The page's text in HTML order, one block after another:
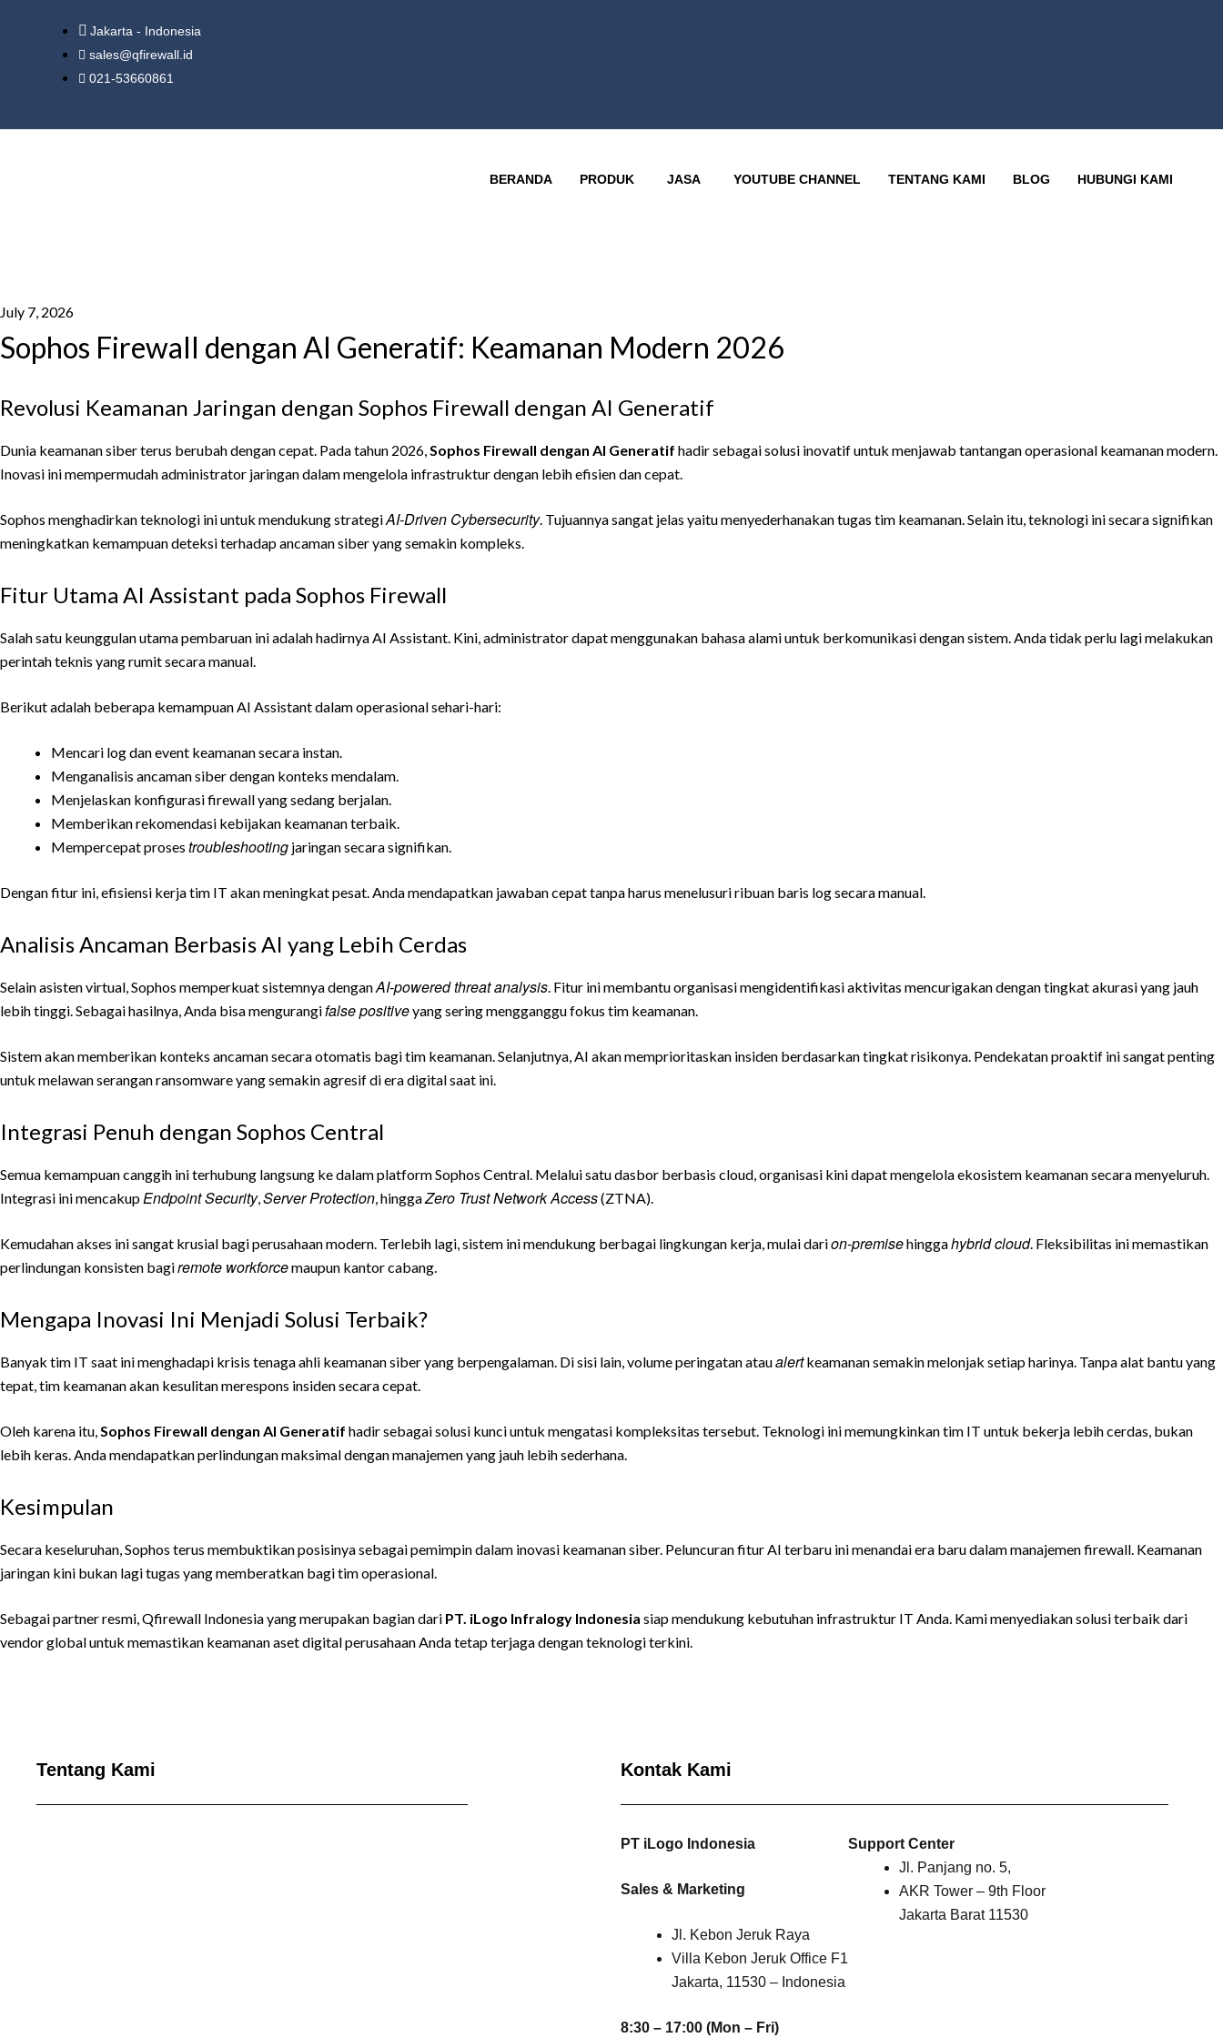
Jakarta - Indonesia
sales@qfirewall.id
021-53660861
BERANDA PRODUK JASA YOUTUBE CHANNEL TENTANG KAMI BLOG HUBUNGI KAMI
July 7, 2026
Sophos Firewall dengan AI Generatif: Keamanan Modern 2026
Revolusi Keamanan Jaringan dengan Sophos Firewall dengan AI Generatif
Dunia keamanan siber terus berubah dengan cepat. Pada tahun 2026,Sophos Firewall dengan AI Generatif hadir sebagai solusi inovatif untuk menjawab tantangan operasional keamanan modern.
Inovasi ini mempermudah administrator jaringan dalam mengelola infrastruktur dengan lebih efisien dan cepat.
Sophos menghadirkan teknologi ini untuk mendukung strategiAI-Driven Cybersecurity. Tujuannya sangat jelas yaitu menyederhanakan tugas tim keamanan. Selain itu, teknologi ini secara signifikan
meningkatkan kemampuan deteksi terhadap ancaman siber yang semakin kompleks.
Fitur Utama AI Assistant pada Sophos Firewall
Salah satu keunggulan utama pembaruan ini adalah hadirnya AI Assistant. Kini, administrator dapat menggunakan bahasa alami untuk berkomunikasi dengan sistem. Anda tidak perlu lagi melakukan
perintah teknis yang rumit secara manual.
Berikut adalah beberapa kemampuan AI Assistant dalam operasional sehari-hari:
Mencari log dan event keamanan secara instan.
Menganalisis ancaman siber dengan konteks mendalam.
Menjelaskan konfigurasi firewall yang sedang berjalan.
Memberikan rekomendasi kebijakan keamanan terbaik.
Mempercepat proses troubleshooting jaringan secara signifikan.
Dengan fitur ini, efisiensi kerja tim IT akan meningkat pesat. Anda mendapatkan jawaban cepat tanpa harus menelusuri ribuan baris log secara manual.
Analisis Ancaman Berbasis AI yang Lebih Cerdas
Selain asisten virtual, Sophos memperkuat sistemnya denganAI-powered threat analysis. Fitur ini membantu organisasi mengidentifikasi aktivitas mencurigakan dengan tingkat akurasi yang jauh
lebih tinggi. Sebagai hasilnya, Anda bisa mengurangifalse positiveyang sering mengganggu fokus tim keamanan.
Sistem akan memberikan konteks ancaman secara otomatis bagi tim keamanan. Selanjutnya, AI akan memprioritaskan insiden berdasarkan tingkat risikonya. Pendekatan proaktif ini sangat penting
untuk melawan serangan ransomware yang semakin agresif di era digital saat ini.
Integrasi Penuh dengan Sophos Central
Semua kemampuan canggih ini terhubung langsung ke dalam platform Sophos Central. Melalui satu dasbor berbasis cloud, organisasi kini dapat mengelola ekosistem keamanan secara menyeluruh.
Integrasi ini mencakupEndpoint Security,Server Protection, hinggaZero Trust Network Access(ZTNA).
Kemudahan akses ini sangat krusial bagi perusahaan modern. Terlebih lagi, sistem ini mendukung berbagai lingkungan kerja, mulai darion-premisehinggahybrid cloud. Fleksibilitas ini memastikan
perlindungan konsisten bagiremote workforcemaupun kantor cabang.
Mengapa Inovasi Ini Menjadi Solusi Terbaik?
Banyak tim IT saat ini menghadapi krisis tenaga ahli keamanan siber yang berpengalaman. Di sisi lain, volume peringatan ataualertkeamanan semakin melonjak setiap harinya. Tanpa alat bantu yang
tepat, tim keamanan akan kesulitan merespons insiden secara cepat.
Oleh karena itu,Sophos Firewall dengan AI Generatif hadir sebagai solusi kunci untuk mengatasi kompleksitas tersebut. Teknologi ini memungkinkan tim IT untuk bekerja lebih cerdas, bukan
lebih keras. Anda mendapatkan perlindungan maksimal dengan manajemen yang jauh lebih sederhana.
Kesimpulan
Secara keseluruhan, Sophos terus membuktikan posisinya sebagai pemimpin dalam inovasi keamanan siber. Peluncuran fitur AI terbaru ini menandai era baru dalam manajemen firewall. Keamanan
jaringan kini bukan lagi tugas yang memberatkan bagi tim operasional.
Sebagai partner resmi, Qfirewall Indonesia yang merupakan bagian dari PT. iLogo Infralogy Indonesia siap mendukung kebutuhan infrastruktur IT Anda. Kami menyediakan solusi terbaik dari
vendor global untuk memastikan keamanan aset digital perusahaan Anda tetap terjaga dengan teknologi terkini.
Tentang Kami Kontak Kami
PT iLogo Indonesia
Sales & Marketing
Jl. Kebon Jeruk Raya
Villa Kebon Jeruk Office F1
Jakarta, 11530 – Indonesia
8:30 – 17:00 (Mon – Fri)
Support Center
Jl. Panjang no. 5,
AKR Tower – 9th Floor
Jakarta Barat 11530